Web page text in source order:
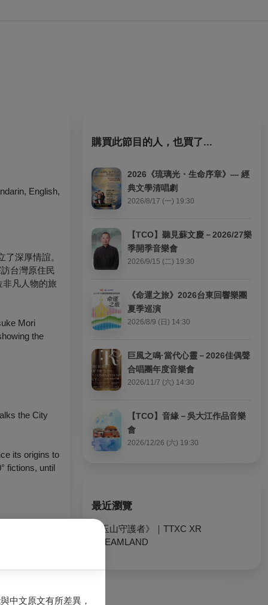
中文原文有所差異，
English,
深厚情誼。
台灣原住民
凡人物的旅
Mori
the
the City
its origins to
fictions, until
購買此節目的人，也買了...
2026《琉璃光・生命序章》— 經
典文學清唱劇
2026/8/17 (一) 19:30
【TCO】聽見蘇文慶－2026/27樂
季開季音樂會
2026/9/15 (二) 19:30
《命運之旅》2026台東回響樂團
夏季巡演
2026/8/9 (日) 14:30
巨風之鳴·當代心靈－2026佳偶聲
合唱團年度音樂會
2026/11/7 (六) 14:30
【TCO】音緣－吳大江作品音樂
會
2026/12/26 (六) 19:30
最近瀏覽
《玉山守護者》｜TTXC XR
DREAMLAND